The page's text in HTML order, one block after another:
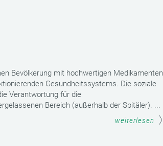
Bevölkerung mit hochwertigen Medikamenten
Gesundheitssystems. Die soziale
Verantwortung für die
Bereich (außerhalb der Spitäler). ...
weiterlesen